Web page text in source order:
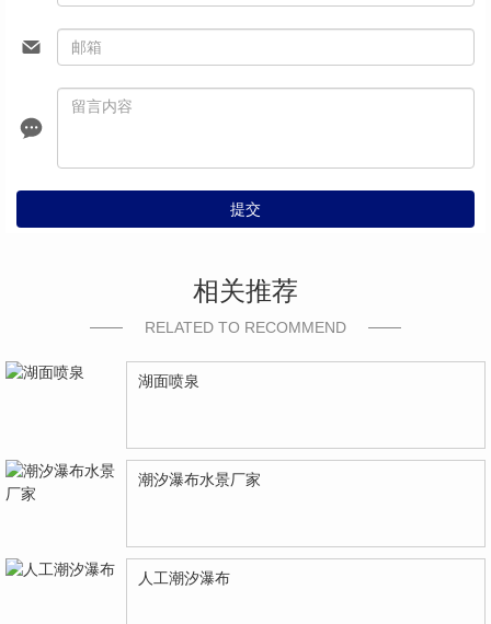
提交
相关推荐
RELATED TO RECOMMEND
湖面喷泉
潮汐瀑布水景厂家
人工潮汐瀑布